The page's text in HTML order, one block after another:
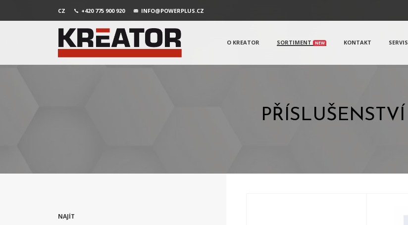
CZ +420 775 900 920 INFO@POWERPLUS.CZ
O KREATOR SORTIMENT NEW KONTAKT SERVIS
PŘÍSLUŠENSTVÍ
NAJÍT